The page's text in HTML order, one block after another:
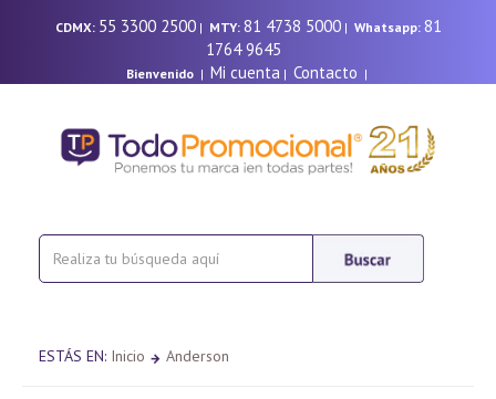
CDMX: 55 3300 2500| MTY: 81 4738 5000| Whatsapp: 81
1764 9645
Bienvenido| Mi cuenta | Contacto |
ESTÁS EN: Inicio Anderson